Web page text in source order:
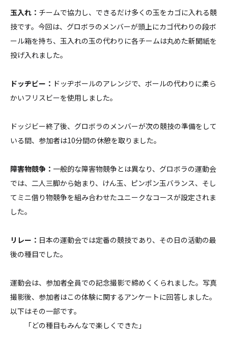
玉入れ ： チームで協力し、できるだけ多くの玉をカゴに入れる競
技です。今回は、グロボラのメンバーが頭上にカゴ代わりの段ボ
ール箱を持ち、玉入れの玉の代わりに各チームは丸めた新聞紙を
投げ入れました。
ドッヂビー： ドッヂボールのアレンジで、ボールの代わりに柔ら
かいフリスビーを使用しました。
ドッジビー終了後、グロボラのメンバーが次の競技の準備をして
いる間、参加者は10分間の休憩を取りました。
障害物競争 ： 一般的な障害物競争とは異なり、グロボラの運動会
では、二人三脚から始まり、けん玉、ピンポン玉バランス、そし
てミニ借り物競争を組み合わせたユニークなコースが設定されま
した。
リレー： 日本の運動会では定番の競技であり、その日の活動の最
後の種目でした。
運動会は、参加者全員での記念撮影で締めくくられました。写真
撮影後、参加者はこの体験に関するアンケートに回答しました。
以下はその一部です。
「どの種目もみんなで楽しくできた」